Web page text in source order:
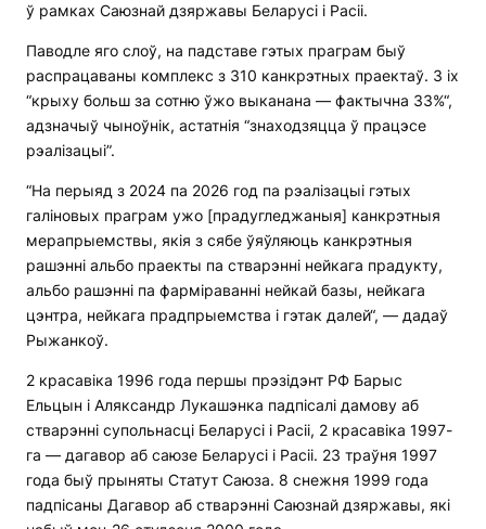
ў рамках Саюзнай дзяржавы Беларусі і Расіі.
Паводле яго слоў, на падставе гэтых праграм быў
распрацаваны комплекс з 310 канкрэтных праектаў. З іх
“крыху больш за сотню ўжо выканана — фактычна 33%“,
адзначыў чыноўнік, астатнія “знаходзяцца ў працэсе
рэалізацыі”.
“На перыяд з 2024 па 2026 год па рэалізацыі гэтых
галіновых праграм ужо [прадугледжаныя] канкрэтныя
мерапрыемствы, якія з сябе ўяўляюць канкрэтныя
рашэнні альбо праекты па стварэнні нейкага прадукту,
альбо рашэнні па фарміраванні нейкай базы, нейкага
цэнтра, нейкага прадпрыемства і гэтак далей“, — дадаў
Рыжанкоў.
2 красавіка 1996 года першы прэзідэнт РФ Барыс
Ельцын і Аляксандр Лукашэнка падпісалі дамову аб
стварэнні супольнасці Беларусі і Расіі, 2 красавіка 1997-
га — дагавор аб саюзе Беларусі і Расіі. 23 траўня 1997
года быў прыняты Статут Саюза. 8 снежня 1999 года
падпісаны Дагавор аб стварэнні Саюзнай дзяржавы, які